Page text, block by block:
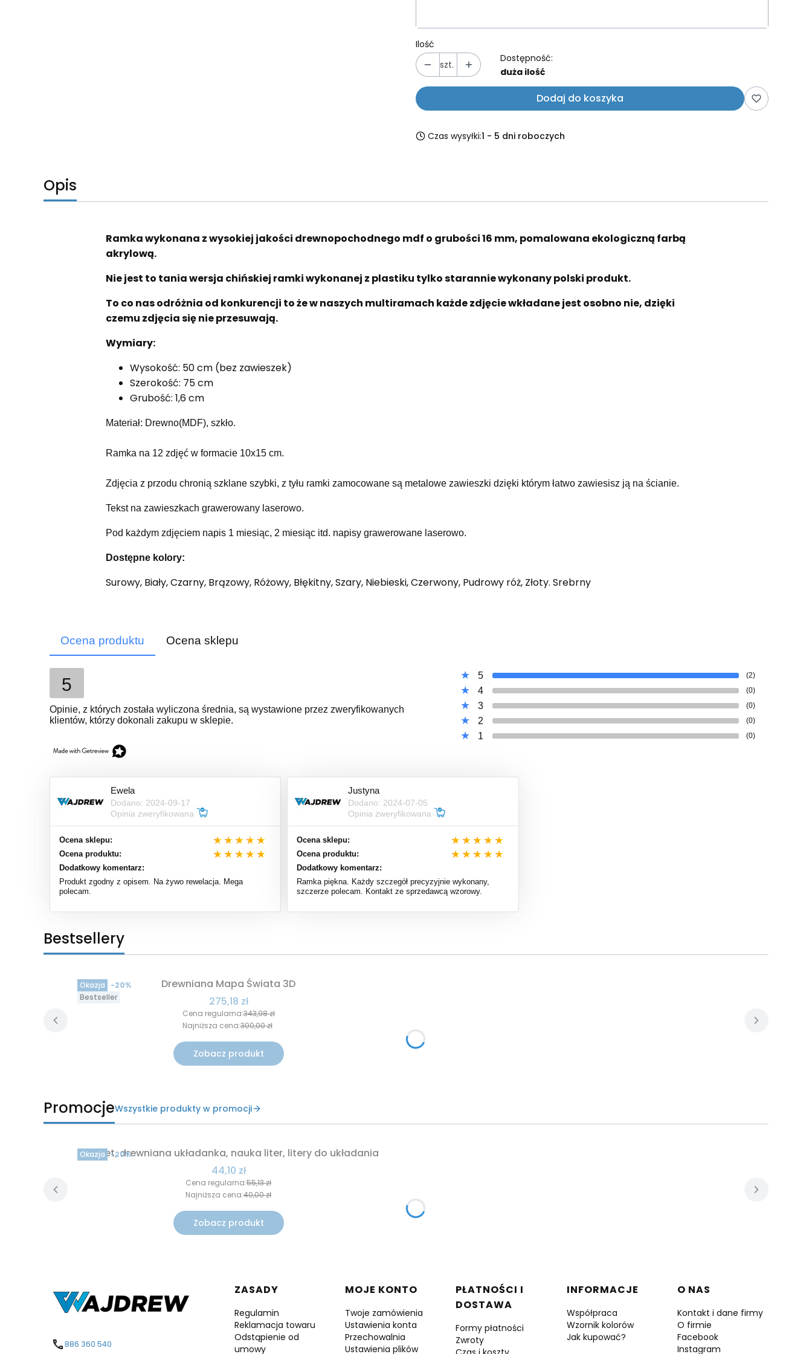
Ilość
szt.
Dostępność:
duża ilość
Dodaj do koszyka
Czas wysyłki:1 - 5 dni roboczych
Opis
Ramka wykonana z wysokiej jakości drewnopochodnego mdf o grubości 16 mm, pomalowana ekologiczną farbą
akrylową.
Nie jest to tania wersja chińskiej ramki wykonanej z plastiku tylko starannie wykonany polski produkt.
To co nas odróżnia od konkurencji to że w naszych multiramach każde zdjęcie wkładane jest osobno nie, dzięki
czemu zdjęcia się nie przesuwają.
Wymiary:
Wysokość: 50 cm (bez zawieszek)
Szerokość: 75 cm
Grubość: 1,6 cm
Materiał: Drewno(MDF), szkło.
Ramka na 12 zdjęć w formacie 10x15 cm.
Zdjęcia z przodu chronią szklane szybki, z tyłu ramki zamocowane są metalowe zawieszki dzięki którym łatwo zawiesisz ją na ścianie.
Tekst na zawieszkach grawerowany laserowo.
Pod każdym zdjęciem napis 1 miesiąc, 2 miesiąc itd. napisy grawerowane laserowo.
Dostępne kolory:
Surowy, Biały, Czarny, Brązowy, Różowy, Błękitny, Szary, Niebieski, Czerwony, Pudrowy róż, Złoty. Srebrny
Ocena produktu Ocena sklepu
5
Opinie, z których została wyliczona średnia, są wystawione przez zweryfikowanych
klientów, którzy dokonali zakupu w sklepie.
5 (2)
4 (0)
3 (0)
2 (0)
1 (0)
Ewela
Dodano: 2024-09-17
Opinia zweryfikowana
Ocena sklepu:
Ocena produktu:
Dodatkowy komentarz:
Produkt zgodny z opisem. Na żywo rewelacja. Mega
polecam.
Justyna
Dodano: 2024-07-05
Opinia zweryfikowana
Ocena sklepu:
Ocena produktu:
Dodatkowy komentarz:
Ramka piękna. Każdy szczegół precyzyjnie wykonany,
szczerze polecam. Kontakt ze sprzedawcą wzorowy.
Bestsellery
Okazja
Bestseller
Drewniana Mapa Świata 3D
Cena promocyjna
275,18 zł
Cena regularna:343,98 zł
-20%
Najniższa cena:300,00 zł
Zobacz produkt
PromocjeWszystkie produkty w promocji
Okazja
Alfabet, drewniana układanka, nauka liter, litery do układania
Cena promocyjna
44,10 zł
Cena regularna:55,13 zł
-20%
Najniższa cena:40,00 zł
Zobacz produkt
886 360 540
Linki w stopce
ZASADY
Regulamin
Reklamacja towaru
Odstąpienie od
umowy
MOJE KONTO
Twoje zamówienia
Ustawienia konta
Przechowalnia
Ustawienia plików
PŁATNOŚCI I
DOSTAWA
Formy płatności
Zwroty
INFORMACJE
Współpraca
Wzornik kolorów
Jak kupować?
O NAS
Kontakt i dane firmy
O firmie
Facebook
Instagram